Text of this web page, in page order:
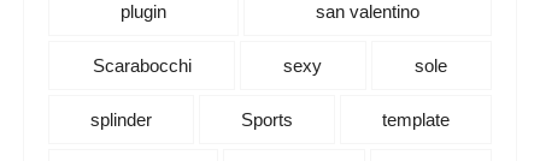
plugin san valentino
Scarabocchi sexy sole
splinder Sports template